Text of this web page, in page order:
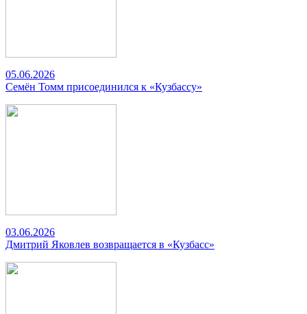
05.06.2026
Семён Томм присоединился к «Кузбассу»
03.06.2026
Дмитрий Яковлев возвращается в «Кузбасс»